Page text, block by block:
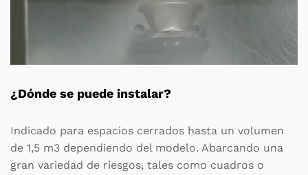
¿Dónde se puede instalar?
Indicado para espacios cerrados hasta un volumen
de 1,5 m3 dependiendo del modelo. Abarcando una
gran variedad de riesgos, tales como cuadros o